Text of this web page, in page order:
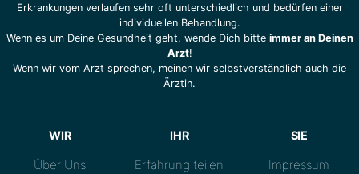
Erkrankungen verlaufen sehr oft unterschiedlich und bedürfen einer
individuellen Behandlung.
Wenn es um Deine Gesundheit geht, wende Dich bitte immer an Deinen
Arzt!
Wenn wir vom Arzt sprechen, meinen wir selbstverständlich auch die
Ärztin.
WIR
Über Uns
IHR
Erfahrung teilen
SIE
Impressum